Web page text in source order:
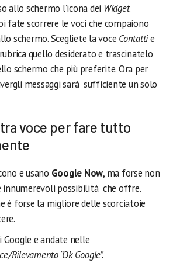
allo schermo l’icona dei Widget.
fate scorrere le voci che compaiono
schermo. Scegliete la voce Contattie
quello desiderato e trascinatelo
schermo che più preferite. Ora per
messaggi sarà sufficiente un solo
voce per fare tutto
e usano Google Now, ma forse non
possibilità che offre.
è forse la migliore delle scorciatoie
e andate nelle
Rilevamento “Ok Google”.